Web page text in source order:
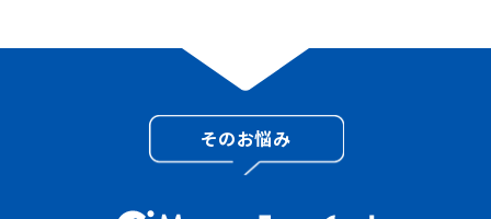
そのお悩み